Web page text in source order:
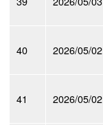
40 2026/05/02
41 2026/05/02